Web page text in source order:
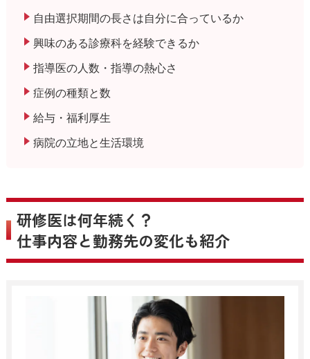
自由選択期間の長さは自分に合っているか
興味のある診療科を経験できるか
指導医の人数・指導の熱心さ
症例の種類と数
給与・福利厚生
病院の立地と生活環境
研修医は何年続く？
仕事内容と勤務先の変化も紹介